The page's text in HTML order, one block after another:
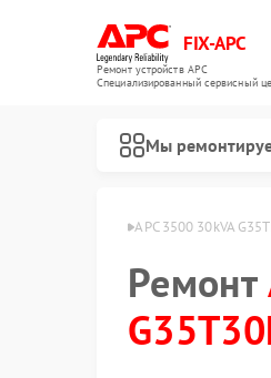
FIX-APC
Ремонт устройств APC
Специализированный cервисный
Мы
ИБП APC APC 3500 30kVA
Ремонт